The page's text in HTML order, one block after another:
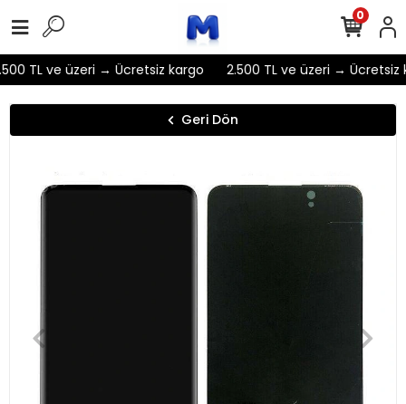
TL ve üzeri → Ücretsiz kargo 2.500 TL ve üzeri → Ücretsiz
0
Geri Dön